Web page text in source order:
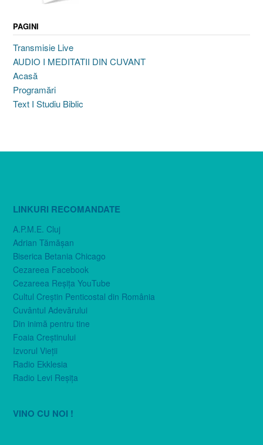
PAGINI
Transmisie Live
AUDIO I MEDITATII DIN CUVANT
Acasă
Programări
Text I Studiu Biblic
LINKURI RECOMANDATE
A.P.M.E. Cluj
Adrian Tămăşan
Biserica Betania Chicago
Cezareea Facebook
Cezareea Reşiţa YouTube
Cultul Creştin Penticostal din România
Cuvântul Adevărului
Din inimă pentru tine
Foaia Creştinului
Izvorul Vieţii
Radio Ekklesia
Radio Levi Reşiţa
VINO CU NOI !